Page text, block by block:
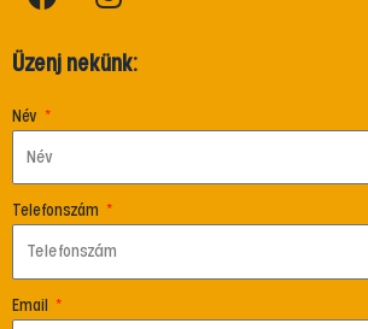
Üzenj nekünk:
Név
Telefonszám
Email